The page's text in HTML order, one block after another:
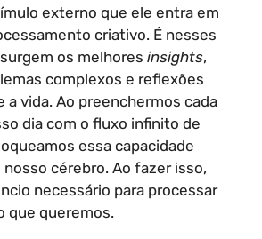
externo que ele entra em
criativo. É nesses
os melhores insights,
complexos e reflexões
a vida. Ao preenchermos cada
dia com o fluxo infinito de
essa capacidade
cérebro. Ao fazer isso,
necessário para processar
que queremos.